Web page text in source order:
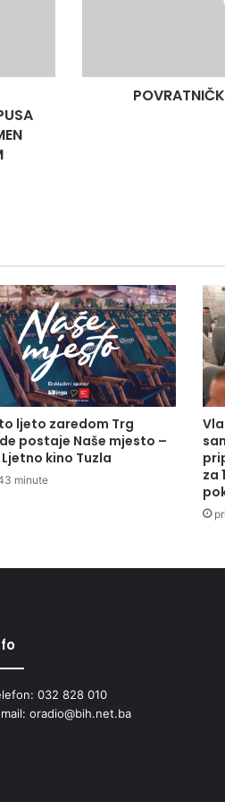
ljeto zaredom Trg
postaje Naše mjesto –
kino Tuzla
minute
za
032 828 010
oradio@bih.net.ba